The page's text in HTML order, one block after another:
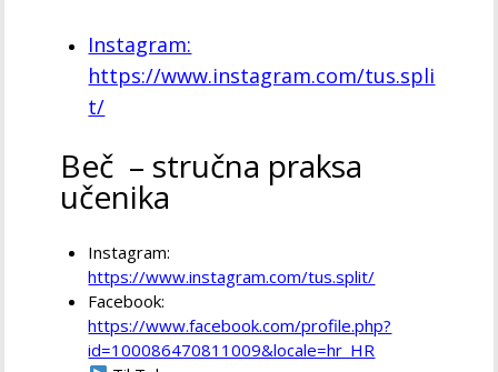
Instagram:
https://www.instagram.com/tus.spli
t/
Beč – stručna praksa
učenika
Instagram:
https://www.instagram.com/tus.split/
Facebook:
https://www.facebook.com/profile.php?
id=100086470811009&locale=hr_HR